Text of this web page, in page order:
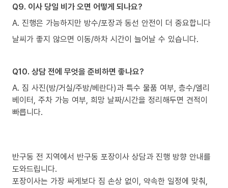
Q9. 이사 당일 비가 오면 어떻게 되나요?
A. 진행은 가능하지만 방수/포장과 동선 안전이 더 중요합니다
날씨가 좋지 않으면 이동/하차 시간이 늘어날 수 있습니다.
Q10. 상담 전에 무엇을 준비하면 좋나요?
A. 짐 사진(방/거실/주방/베란다)과 특수 물품 여부, 층수/엘리
베이터, 주차 가능 여부, 희망 날짜/시간을 정리해두면 견적이
빠릅니다.
반구동 전 지역에서 반구동 포장이사 상담과 진행 방향 안내를
도와드립니다.
포장이사는 가장 싸게보다 짐 손상 없이, 약속한 일정에 맞춰,